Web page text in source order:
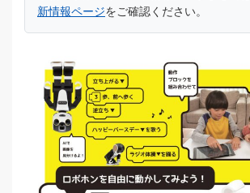
新情報ページをご確認ください。